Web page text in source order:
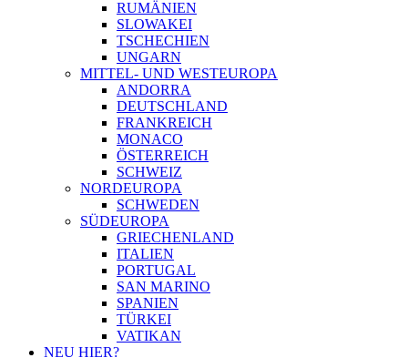
RUMÄNIEN
SLOWAKEI
TSCHECHIEN
UNGARN
MITTEL- UND WESTEUROPA
ANDORRA
DEUTSCHLAND
FRANKREICH
MONACO
ÖSTERREICH
SCHWEIZ
NORDEUROPA
SCHWEDEN
SÜDEUROPA
GRIECHENLAND
ITALIEN
PORTUGAL
SAN MARINO
SPANIEN
TÜRKEI
VATIKAN
NEU HIER?